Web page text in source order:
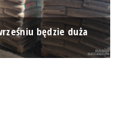
będzie duża